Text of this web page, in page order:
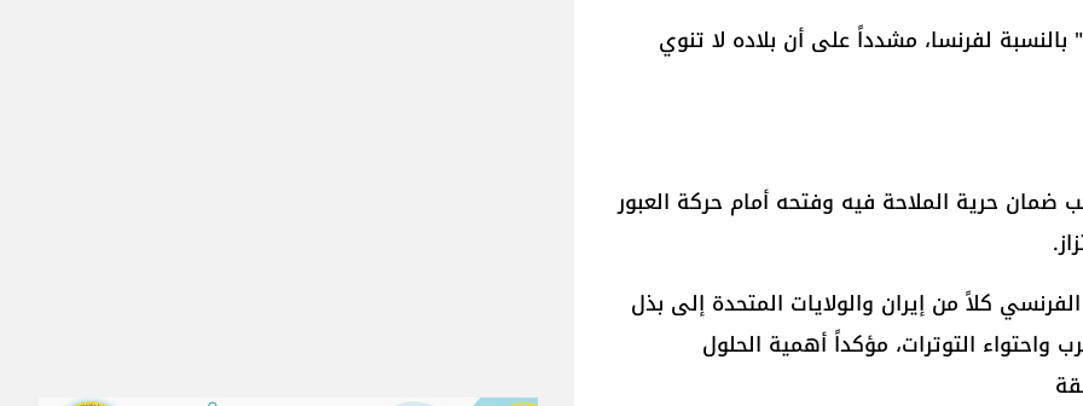
لفرنسا، مشدداً على أن بلاده لا تنوي
حرية الملاحة فيه وفتحه أمام حركة العبور
كلاً من إيران والولايات المتحدة إلى بذل
التوترات، مؤكداً أهمية الحلول